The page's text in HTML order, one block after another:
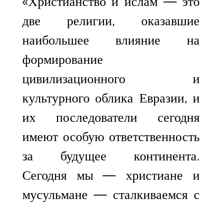
две религии, оказавшие
наибольшее влияние на
формирование
цивилизационного и
культурного облика Евразии, и
их последователи сегодня
имеют особую ответственность
за будущее континента.
Сегодня мы — христиане и
мусульмане — сталкиваемся с